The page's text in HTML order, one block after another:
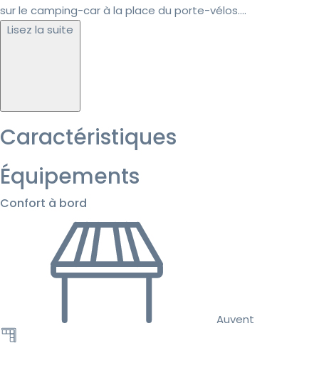
sur le camping-car à la place du porte-vélos....
Lisez la suite
Caractéristiques
Équipements
Confort à bord
Auvent